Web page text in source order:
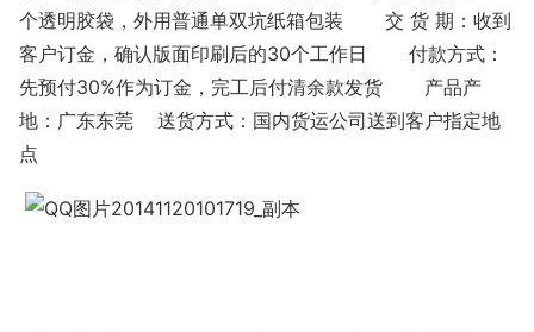
个透明胶袋，外用普通单双坑纸箱包装 交 货 期：收到
客户订金，确认版面印刷后的30个工作日 付款方式：
先预付30%作为订金，完工后付清余款发货 产品产
地：广东东莞 送货方式：国内货运公司送到客户指定地
点